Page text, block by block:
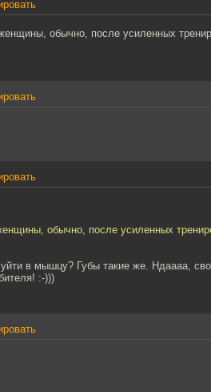
обычно, после усиленных
обычно, после усиленных
в мышцу? Губы такие же. Ндаааа,
:-)))